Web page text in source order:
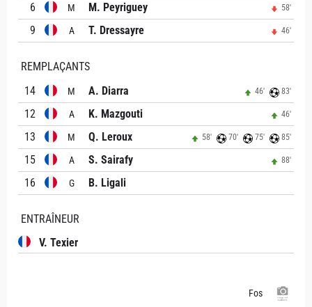
6 M M. Peyriguey 58'
9 A T. Dressayre 46'
REMPLAÇANTS
14
M A. Diarra 46' 83'
12 A K. Mazgouti 46'
13 M Q. Leroux 58' 70' 75' 85'
15 A S. Sairafy 88'
16 G B. Ligali
ENTRAÎNEUR
V. Texier
Fos